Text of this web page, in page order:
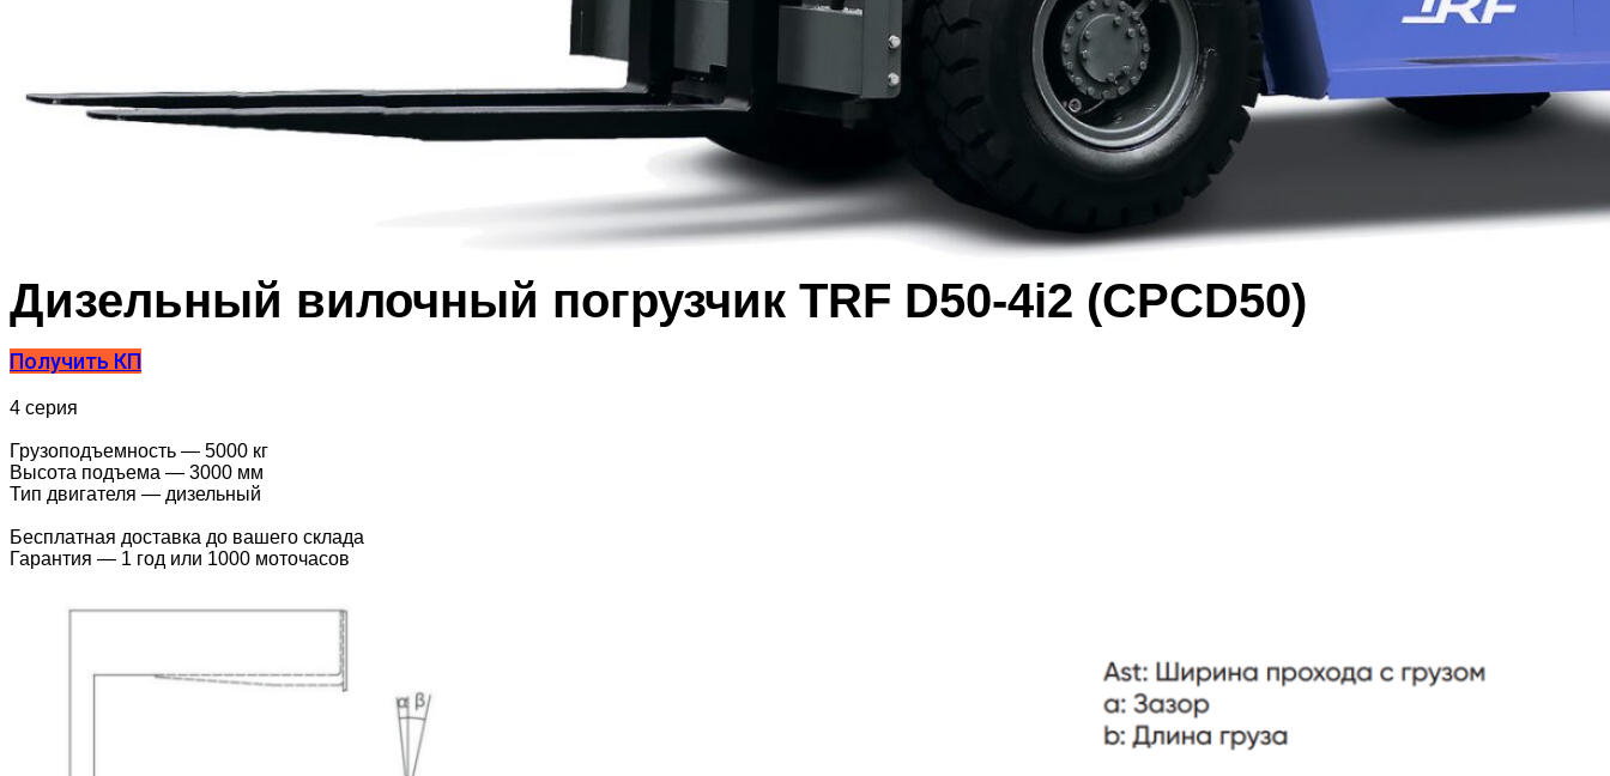
Дизельный вилочный погрузчик TRF D50-4i2 (CPCD50)
Получить КП
4 серия
Грузоподъемность — 5000 кг
Высота подъема — 3000 мм
Тип двигателя — дизельный
Бесплатная доставка до вашего склада
Гарантия — 1 год или 1000 моточасов